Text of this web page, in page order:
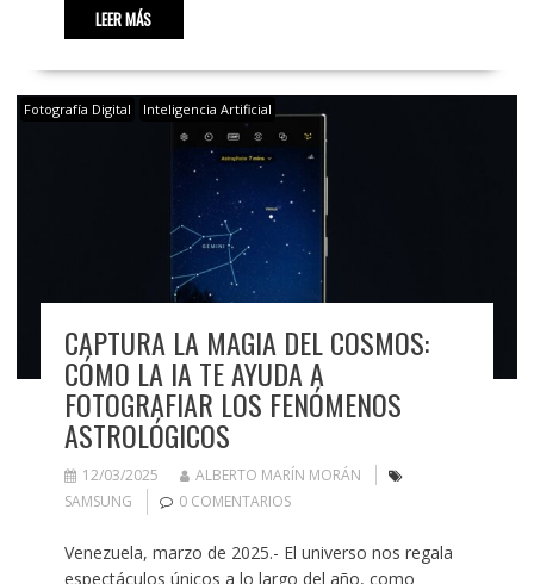
LEER MÁS
Fotografía Digital Inteligencia Artificial
CAPTURA LA MAGIA DEL COSMOS:
CÓMO LA IA TE AYUDA A
FOTOGRAFIAR LOS FENÓMENOS
ASTROLÓGICOS
12/03/2025
ALBERTO MARÍN MORÁN
SAMSUNG
0 COMENTARIOS
Venezuela, marzo de 2025.- El universo nos regala
espectáculos únicos a lo largo del año, como